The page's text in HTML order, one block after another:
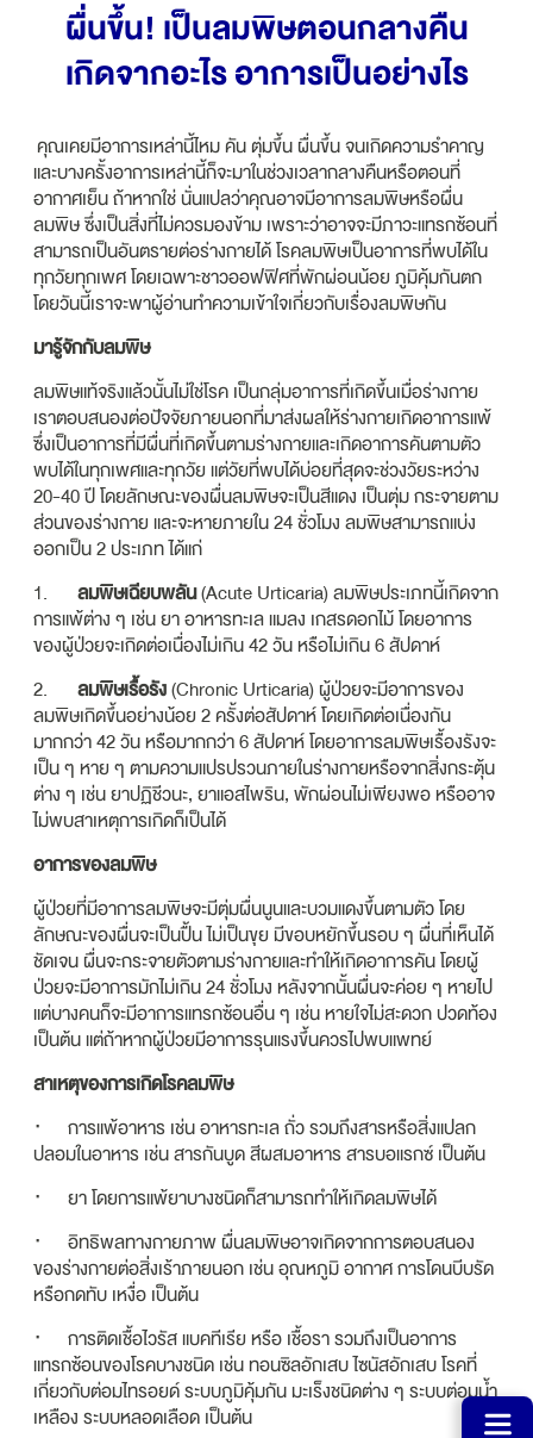
ผื่นขึ้น! เป็นลมพิษตอนกลางคืน
เกิดจากอะไร อาการเป็นอย่างไร
คุณเคยมีอาการเหล่านี้ไหม คัน ตุ่มขึ้น ผื่นขึ้น จนเกิดความรำคาญ
และบางครั้งอาการเหล่านี้ก็จะมาในช่วงเวลากลางคืนหรือตอนที่
อากาศเย็น ถ้าหากใช่ นั่นแปลว่าคุณอาจมีอาการลมพิษหรือผื่น
ลมพิษ ซึ่งเป็นสิ่งที่ไม่ควรมองข้าม เพราะว่าอาจจะมีภาวะแทรกซ้อนที่
สามารถเป็นอันตรายต่อร่างกายได้ โรคลมพิษเป็นอาการที่พบได้ใน
ทุกวัยทุกเพศ โดยเฉพาะชาวออฟฟิศที่พักผ่อนน้อย ภูมิคุ้มกันตก
โดยวันนี้เราจะพาผู้อ่านทำความเข้าใจเกี่ยวกับเรื่องลมพิษกัน
มารู้จักกับลมพิษ​
ลมพิษแท้จริงแล้วนั้นไม่ใช่โรค เป็นกลุ่มอาการที่เกิดขึ้นเมื่อร่างกาย
เราตอบสนองต่อปัจจัยภายนอกที่มาส่งผลให้ร่างกายเกิดอาการแพ้
ซึ่งเป็นอาการที่มีผื่นที่เกิดขึ้นตามร่างกายและเกิดอาการคันตามตัว
พบได้ในทุกเพศและทุกวัย แต่วัยที่พบได้บ่อยที่สุดจะช่วงวัยระหว่าง
20-40 ปี โดยลักษณะของผื่นลมพิษจะเป็นสีแดง เป็นตุ่ม กระจายตาม
ส่วนของร่างกาย และจะหายภายใน 24 ชั่วโมง ลมพิษสามารถแบ่ง
ออกเป็น 2 ประเภท ได้แก่
1. ลมพิษเฉียบพลัน(Acute Urticaria) ลมพิษประเภทนี้เกิดจาก
การแพ้ต่าง ๆ เช่น ยา อาหารทะเล แมลง เกสรดอกไม้ โดยอาการ
ของผู้ป่วยจะเกิดต่อเนื่องไม่เกิน 42 วัน หรือไม่เกิน 6 สัปดาห์
2. ลมพิษเรื้อรัง(Chronic Urticaria) ผู้ป่วยจะมีอาการของ
ลมพิษเกิดขึ้นอย่างน้อย 2 ครั้งต่อสัปดาห์ โดยเกิดต่อเนื่องกัน
มากกว่า 42 วัน หรือมากกว่า 6 สัปดาห์ โดยอาการลมพิษเรื้องรังจะ
เป็น ๆ หาย ๆ ตามความแปรปรวนภายในร่างกายหรือจากสิ่งกระตุ้น
ต่าง ๆ เช่น ยาปฏิชีวนะ, ยาแอสไพริน, พักผ่อนไม่เพียงพอ หรืออาจ
ไม่พบสาเหตุการเกิดก็เป็นได้
อาการของลมพิษ​
ผู้ป่วยที่มีอาการลมพิษจะมีตุ่มผื่นนูนและบวมแดงขึ้นตามตัว โดย
ลักษณะของผื่นจะเป็นปื้น ไม่เป็นขุย มีขอบหยักขึ้นรอบ ๆ ผื่นที่เห็นได้
ชัดเจน ผื่นจะกระจายตัวตามร่างกายและทำให้เกิดอาการคัน โดยผู้
ป่วยจะมีอาการมักไม่เกิน 24 ชั่วโมง หลังจากนั้นผื่นจะค่อย ๆ หายไป
แต่บางคนก็จะมีอาการแทรกซ้อนอื่น ๆ เช่น หายใจไม่สะดวก ปวดท้อง
เป็นต้น แต่ถ้าหากผู้ป่วยมีอาการรุนแรงขึ้นควรไปพบแพทย์
สาเหตุของการเกิดโรคลมพิษ
· การแพ้อาหาร เช่น อาหารทะเล ถั่ว รวมถึงสารหรือสิ่งแปลก
ปลอมในอาหาร เช่น สารกันบูด สีผสมอาหาร สารบอแรกซ์ เป็นต้น
· ยา โดยการแพ้ยาบางชนิดก็สามารถทำให้เกิดลมพิษได้
· อิทธิพลทางกายภาพ ผื่นลมพิษอาจเกิดจากการตอบสนอง
ของร่างกายต่อสิ่งเร้าภายนอก เช่น อุณหภูมิ อากาศ การโดนบีบรัด
หรือกดทับ เหงื่อ เป็นต้น
· การติดเชื้อไวรัส แบคทีเรีย หรือ เชื้อรา รวมถึงเป็นอาการ
แทรกซ้อนของโรคบางชนิด เช่น ทอนซิลอักเสบ ไซนัสอักเสบ โรคที่
เกี่ยวกับต่อมไทรอยด์ ระบบภูมิคุ้มกัน มะเร็งชนิดต่าง ๆ ระบบต่อมน้ำ
เหลือง ระบบหลอดเลือด เป็นต้น